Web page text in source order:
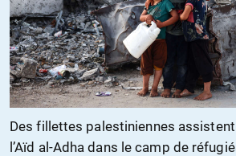
Des fillettes palestiniennes
l’Aïd al-Adha dans le camp de